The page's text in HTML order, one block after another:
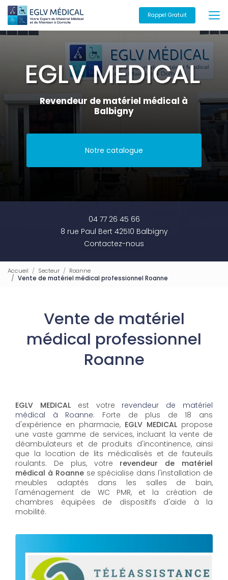
Aller
au
contenu
principal
Rappel Gratuit
Revendeur de matériel médical à
Balbigny
Notre catalogue
04 77 26 45 66
8 rue Paul Bert 42510 Balbigny
Contactez-nous
Accueil Secteur
Roanne
Vente de matériel médical professionnel Roanne
Vente de matériel
médical professionnel
Roanne
EGLV MEDICALest votre revendeur de matériel
médical à Roanne. Forte de plus de 18 ans
d'expérience en pharmacie, EGLV MEDICAL propose
une vaste gamme de services, incluant la vente de
déambulateurs et de produits d'incontinence, ainsi
que la location de lits médicalisés et de fauteuils
roulants. De plus, votre revendeur de matériel
médical à Roanne se spécialise dans l'installation de
meubles adaptés dans les salles de bain,
l'aménagement de WC PMR, et la création de
chambres équipées de dispositifs d'aide à la
mobilité.